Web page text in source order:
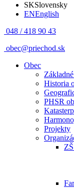
SKSlovensky
ENEnglish
048 / 418 90 43
obec@priechod.sk
Obec
Historia
PHSR
Projekty